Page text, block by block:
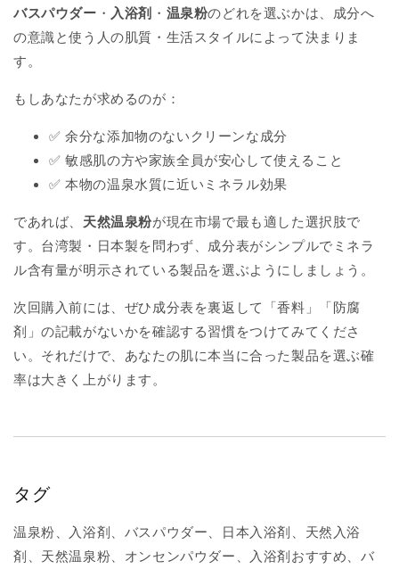
バスパウダー ・ 入浴剤 ・ 温泉粉のどれを選ぶかは、成分へ
の意識と使う人の肌質・生活スタイルによって決まりま
す。
もしあなたが求めるのが：
✅ 余分な添加物のないクリーンな成分
✅ 敏感肌の方や家族全員が安心して使えること
✅ 本物の温泉水質に近いミネラル効果
であれば、 天然温泉粉が現在市場で最も適した選択肢で
す。台湾製・日本製を問わず、成分表がシンプルでミネラ
ル含有量が明示されている製品を選ぶようにしましょう。
次回購入前には、ぜひ成分表を裏返して「香料」「防腐
剤」の記載がないかを確認する習慣をつけてみてくださ
い。それだけで、あなたの肌に本当に合った製品を選ぶ確
率は大きく上がります。
タグ
温泉粉、入浴剤、バスパウダー、日本入浴剤、天然入浴
剤、天然温泉粉、オンセンパウダー、入浴剤おすすめ、バ